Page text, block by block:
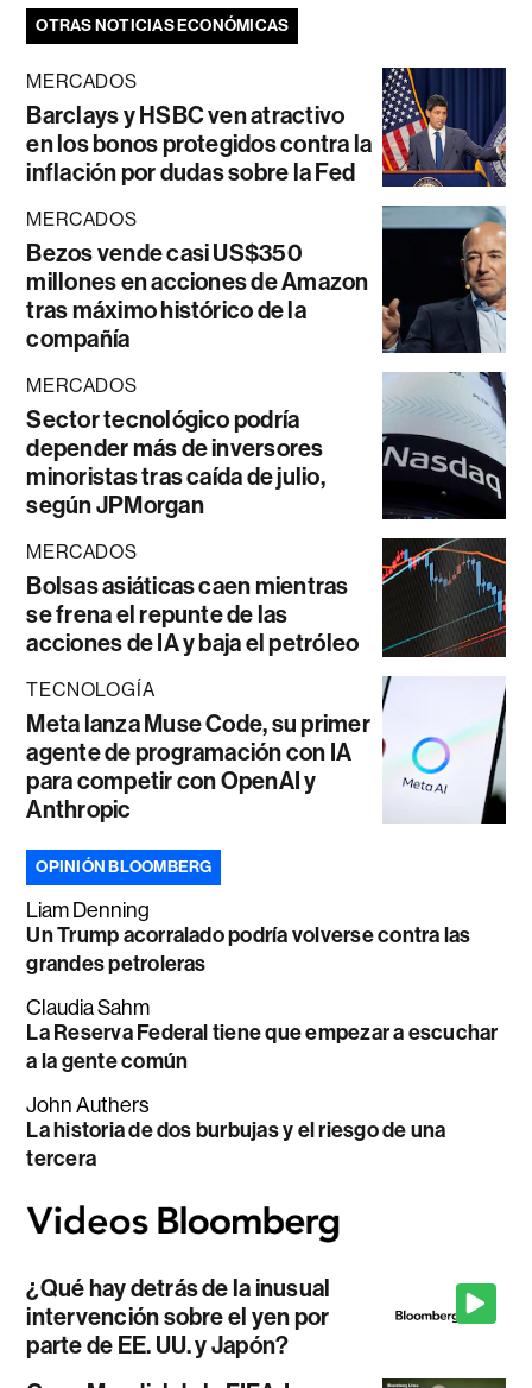
OTRAS NOTICIAS ECONÓMICAS
MERCADOS
Barclays y HSBC ven atractivo
en los bonos protegidos contra la
inflación por dudas sobre la Fed
MERCADOS
Bezos vende casi US$350
millones en acciones de Amazon
tras máximo histórico de la
compañía
MERCADOS
Sector tecnológico podría
depender más de inversores
minoristas tras caída de julio,
según JPMorgan
MERCADOS
Bolsas asiáticas caen mientras
se frena el repunte de las
acciones de IA y baja el petróleo
TECNOLOGÍA
Meta lanza Muse Code, su primer
agente de programación con IA
para competir con OpenAI y
Anthropic
OPINIÓN BLOOMBERG
Liam Denning
Un Trump acorralado podría volverse contra las
grandes petroleras
Claudia Sahm
La Reserva Federal tiene que empezar a escuchar
a la gente común
John Authers
La historia de dos burbujas y el riesgo de una
tercera
¿Qué hay detrás de la inusual
intervención sobre el yen por
parte de EE. UU. y Japón?